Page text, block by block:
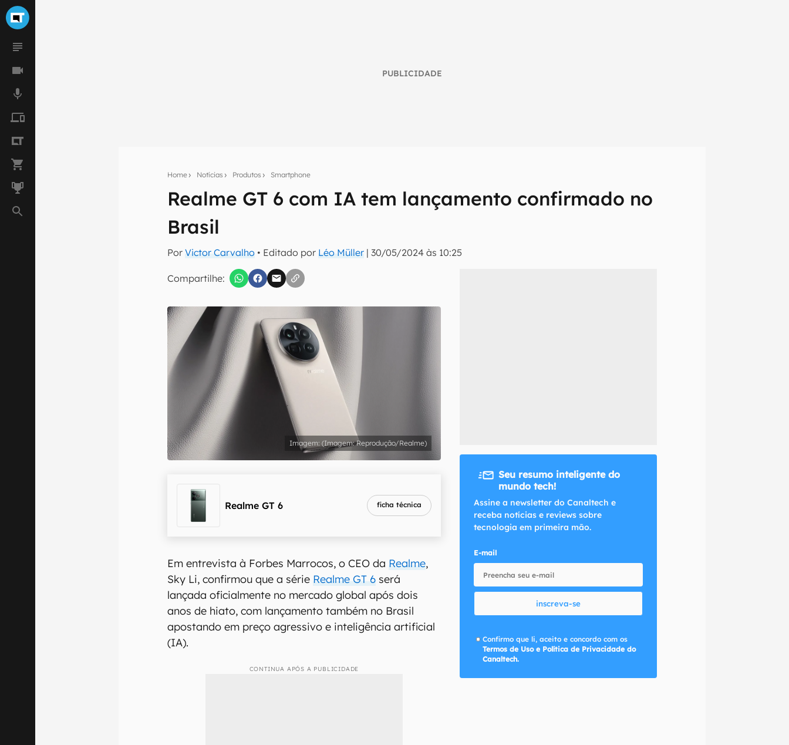
PUBLICIDADE
Home Notícias Produtos Smartphone
Realme GT 6 com IA tem lançamento confirmado no
Brasil
PorVictor Carvalho • Editado por Léo Müller |30/05/2024 às 10:25
Compartilhe:
Assine a newsletter do Canaltech e receba notícias e reviews sobre tecnologia em primeira
Confirmo que li, aceito e concordo com os Termos de Uso e Política de Privacidade do Canaltech.
(Imagem: Reprodução/Realme)
Realme GT 6 ficha técnica
Em entrevista à Forbes Marrocos, o CEO da Realme,
Sky Li, confirmou que a série Realme GT 6 será
lançada oficialmente no mercado global após dois
anos de hiato, com lançamento também no Brasil
apostando em preço agressivo e inteligência artificial
(IA).
CONTINUA APÓS A PUBLICIDADE
Seu resumo inteligente do
mundo tech!
Assine a newsletter do Canaltech e
receba notícias e reviews sobre
tecnologia em primeira mão.
E-mail
inscreva-se
Confirmo que li, aceito e concordo com os
Termos de Uso e Política de Privacidade do
Canaltech.